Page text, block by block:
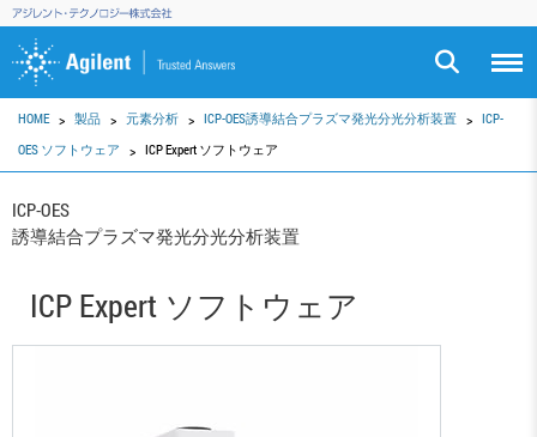
HOME 製品 元素分析 ICP-OES誘導結合プラズマ発光分光分析装置
ICP-
OES ソフトウェア
ICP Expert ソフトウェア
ICP-OES
誘導結合プラズマ発光分光分析装置
ICP Expert ソフトウェア